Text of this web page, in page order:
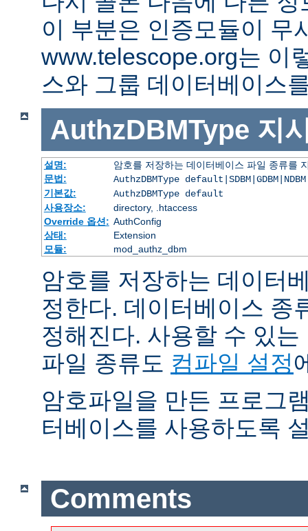
이 부분은 인증모듈이 무
www.telescope.org는 이
스와 그룹 데이터베이스
AuthzDBMType 지
설명:
암호를 저장하는 데이터베이스 파일 종류를
문법:
AuthzDBMType
기본값:
AuthzDBMType default
사용장소:
directory, .htaccess
Override 옵션: AuthConfig
상태:
Extension
모듈:
mod_authz_dbm
암호를 저장하는 데이터
정한다. 데이터베이스 종
정해진다. 사용할 수 있
파일 종류도 컴파일 설정
암호파일을 만든 프로그
터베이스를 사용하도록
Comments